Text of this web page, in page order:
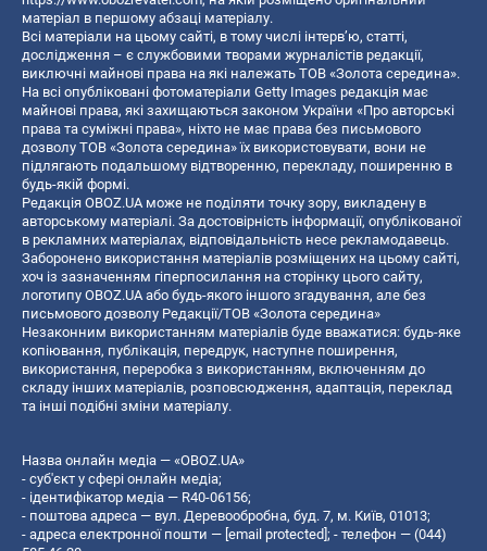
матеріал в першому абзаці матеріалу.
Всі матеріали на цьому сайті, в тому числі інтерв’ю, статті,
дослідження – є службовими творами журналістів редакції,
виключні майнові права на які належать ТОВ «Золота середина».
На всі опубліковані фотоматеріали Getty Images редакція має
майнові права, які захищаються законом України «Про авторські
права та суміжні права», ніхто не має права без письмового
дозволу ТОВ «Золота середина» їх використовувати, вони не
підлягають подальшому відтворенню, перекладу, поширенню в
будь-якій формі.
Редакція OBOZ.UA може не поділяти точку зору, викладену в
авторському матеріалі. За достовірність інформації, опублікованої
в рекламних матеріалах, відповідальність несе рекламодавець.
Заборонено використання матеріалів розміщених на цьому сайті,
хоч із зазначенням гіперпосилання на сторінку цього сайту,
логотипу OBOZ.UA або будь-якого іншого згадування, але без
письмового дозволу Редакції/ТОВ «Золота середина»
Незаконним використанням матеріалів буде вважатися: будь-яке
копiювання, публiкацiя, передрук, наступне поширення,
використання, переробка з використанням, включенням до
складу інших матеріалів, розповсюдження, адаптація, переклад
та інші подібні зміни матеріалу.
Назва онлайн медіа — «OBOZ.UA»
- суб'єкт у сфері онлайн медіа;
- ідентифікатор медіа — R40-06156;
- поштова адреса — вул. Деревообробна, буд. 7, м. Київ, 01013;
- адреса електронної пошти — [email protected] ; - телефон — (044)